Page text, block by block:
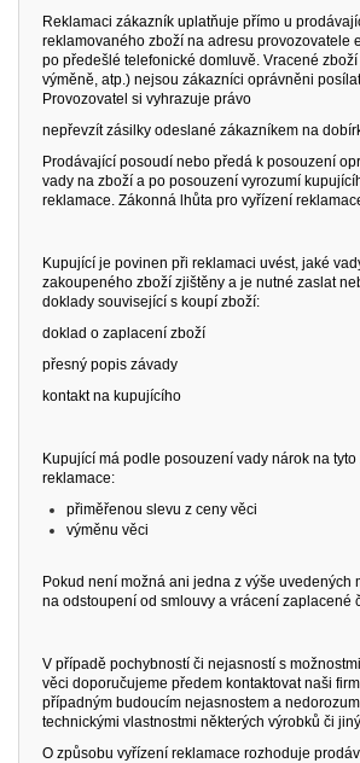
Reklamaci zákazník uplatňuje přímo u
reklamovaného zboží na adresu provozovatele
po předešlé telefonické domluvě. Vracené
výměně, atp.) nejsou zákazníci oprávněni
Provozovatel si vyhrazuje právo
nepřevzít zásilky odeslané zákazníkem na
Prodávající posoudí nebo předá k posouzení
vady na zboží a po posouzení vyrozumí
reklamace. Zákonná lhůta pro vyřízení
Kupující je povinen při reklamaci uvést, jaké
zakoupeného zboží zjištěny a je nutné zaslat
doklady související s koupí zboží:
doklad o zaplacení zboží
přesný popis závady
kontakt na kupujícího
Kupující má podle posouzení vady nárok na
reklamace:
přiměřenou slevu z ceny věci
výměnu věci
Pokud není možná ani jedna z výše uvedených
na odstoupení od smlouvy a vrácení zaplacené
V případě pochybností či nejasností s
věci doporučujeme předem kontaktovat naši
případným budoucím nejasnostem a
technickými vlastnostmi některých výrobků či
O způsobu vyřízení reklamace rozhoduje